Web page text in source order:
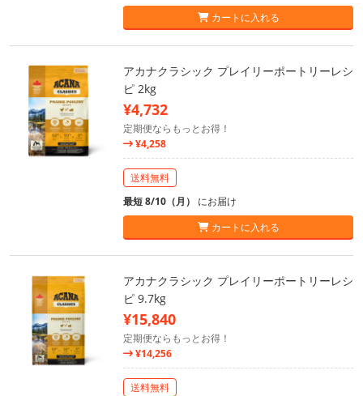
カートに入れる
アカナクラシック プレイリーポートリーレシ
ピ 2kg
¥4,732
定期便ならもっとお得！
¥4,258
送料無料
最短 8/10（月） にお届け
カートに入れる
アカナクラシック プレイリーポートリーレシ
ピ 9.7kg
¥15,840
定期便ならもっとお得！
¥14,256
送料無料